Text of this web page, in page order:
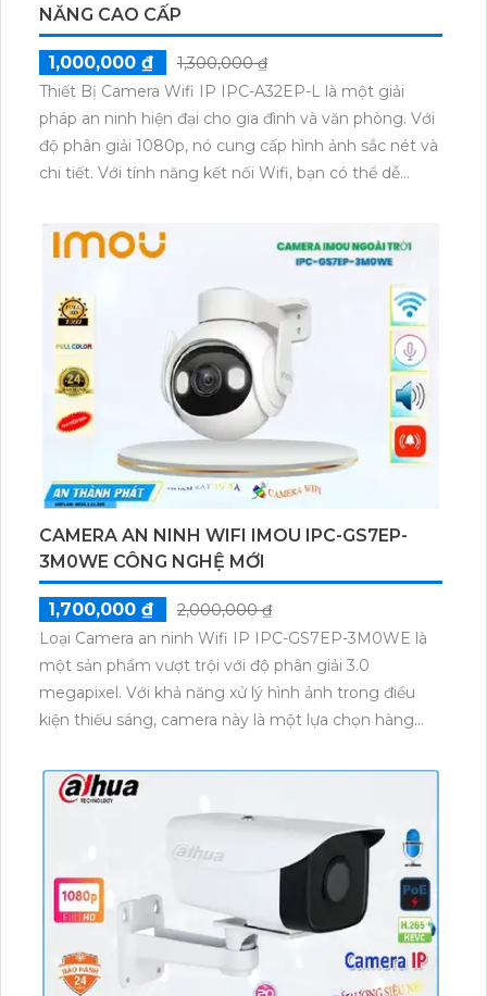
NĂNG CAO CẤP
1,000,000 ₫
1,300,000 ₫
Thiết Bị Camera Wifi IP IPC-A32EP-L là một giải
pháp an ninh hiện đại cho gia đình và văn phòng. Với
độ phân giải 1080p, nó cung cấp hình ảnh sắc nét và
chi tiết. Với tính năng kết nối Wifi, bạn có thể dễ
hoặc máy tính. Thiết bị này cũng có khả năng quay
quét 360 độ, giúp bạn quan sát toàn cảnh một cách
dễ dàng. Bên cạnh đó, nó còn tích hợp các chức
năng thông minh như báo động chuyển động và gửi
thông báo đến điện thoại di động, giúp bạn luôn nắm
bắt được mọi sự kiện trong khu vực giám sát.
CAMERA AN NINH WIFI IMOU IPC-GS7EP-
3M0WE CÔNG NGHỆ MỚI
1,700,000 ₫
2,000,000 ₫
Loại Camera an ninh Wifi IP IPC-GS7EP-3M0WE là
một sản phẩm vượt trội với độ phân giải 3.0
megapixel. Với khả năng xử lý hình ảnh trong điều
kiện thiếu sáng, camera này là một lựa chọn hàng
hạn chế. Đặc biệt, sản phẩm được trang bị chức năng
Màu Ban Đêm, cho phép hiển thị màu sắc rõ nét
trong điều kiện ánh sáng yếu. Với công nghệ IP Wifi,
việc kết nối và sử dụng camera trở nên dễ dàng và
thuận tiện hơn bao giờ hết.